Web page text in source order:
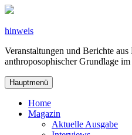
Zum
springen
hinweis
Veranstaltungen und Berichte
anthroposophischer Grundlage
Hauptmenü
Home
Magazin
Aktuelle Ausgabe